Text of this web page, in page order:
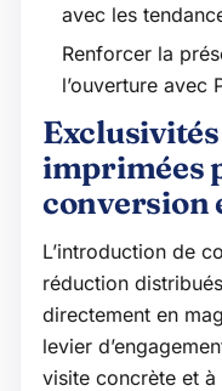
avec les
Renforcer la
l’ouverture avec
imprimées
conversion
L’introduction de
réduction
directement en
levier
visite concrète et